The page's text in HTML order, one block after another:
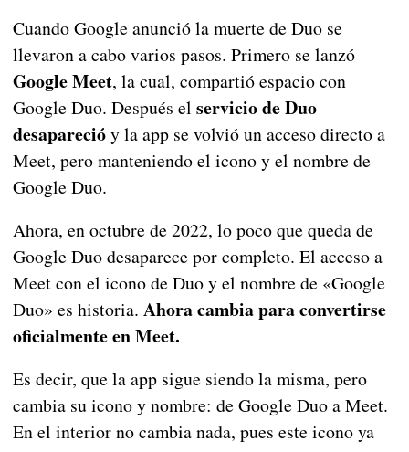
Cuando Google anunció la muerte de Duo se
llevaron a cabo varios pasos. Primero se lanzó
Google Meet, la cual, compartió espacio con
Google Duo. Después el servicio de Duo
desaparecióy la app se volvió un acceso directo a
Meet, pero manteniendo el icono y el nombre de
Google Duo.
Ahora, en octubre de 2022, lo poco que queda de
Google Duo desaparece por completo. El acceso a
Meet con el icono de Duo y el nombre de «Google
Duo» es historia. Ahora cambia para convertirse
oficialmente en Meet.
Es decir, que la app sigue siendo la misma, pero
cambia su icono y nombre: de Google Duo a Meet.
En el interior no cambia nada, pues este icono ya